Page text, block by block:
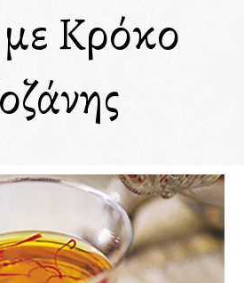
Κρόκο